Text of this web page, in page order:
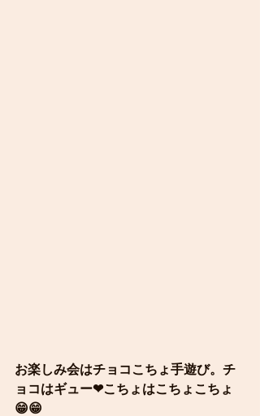
お楽しみ会はチョコこちょ手遊び。チ
ョコはギュー❤こちょはこちょこちょ
😁😁